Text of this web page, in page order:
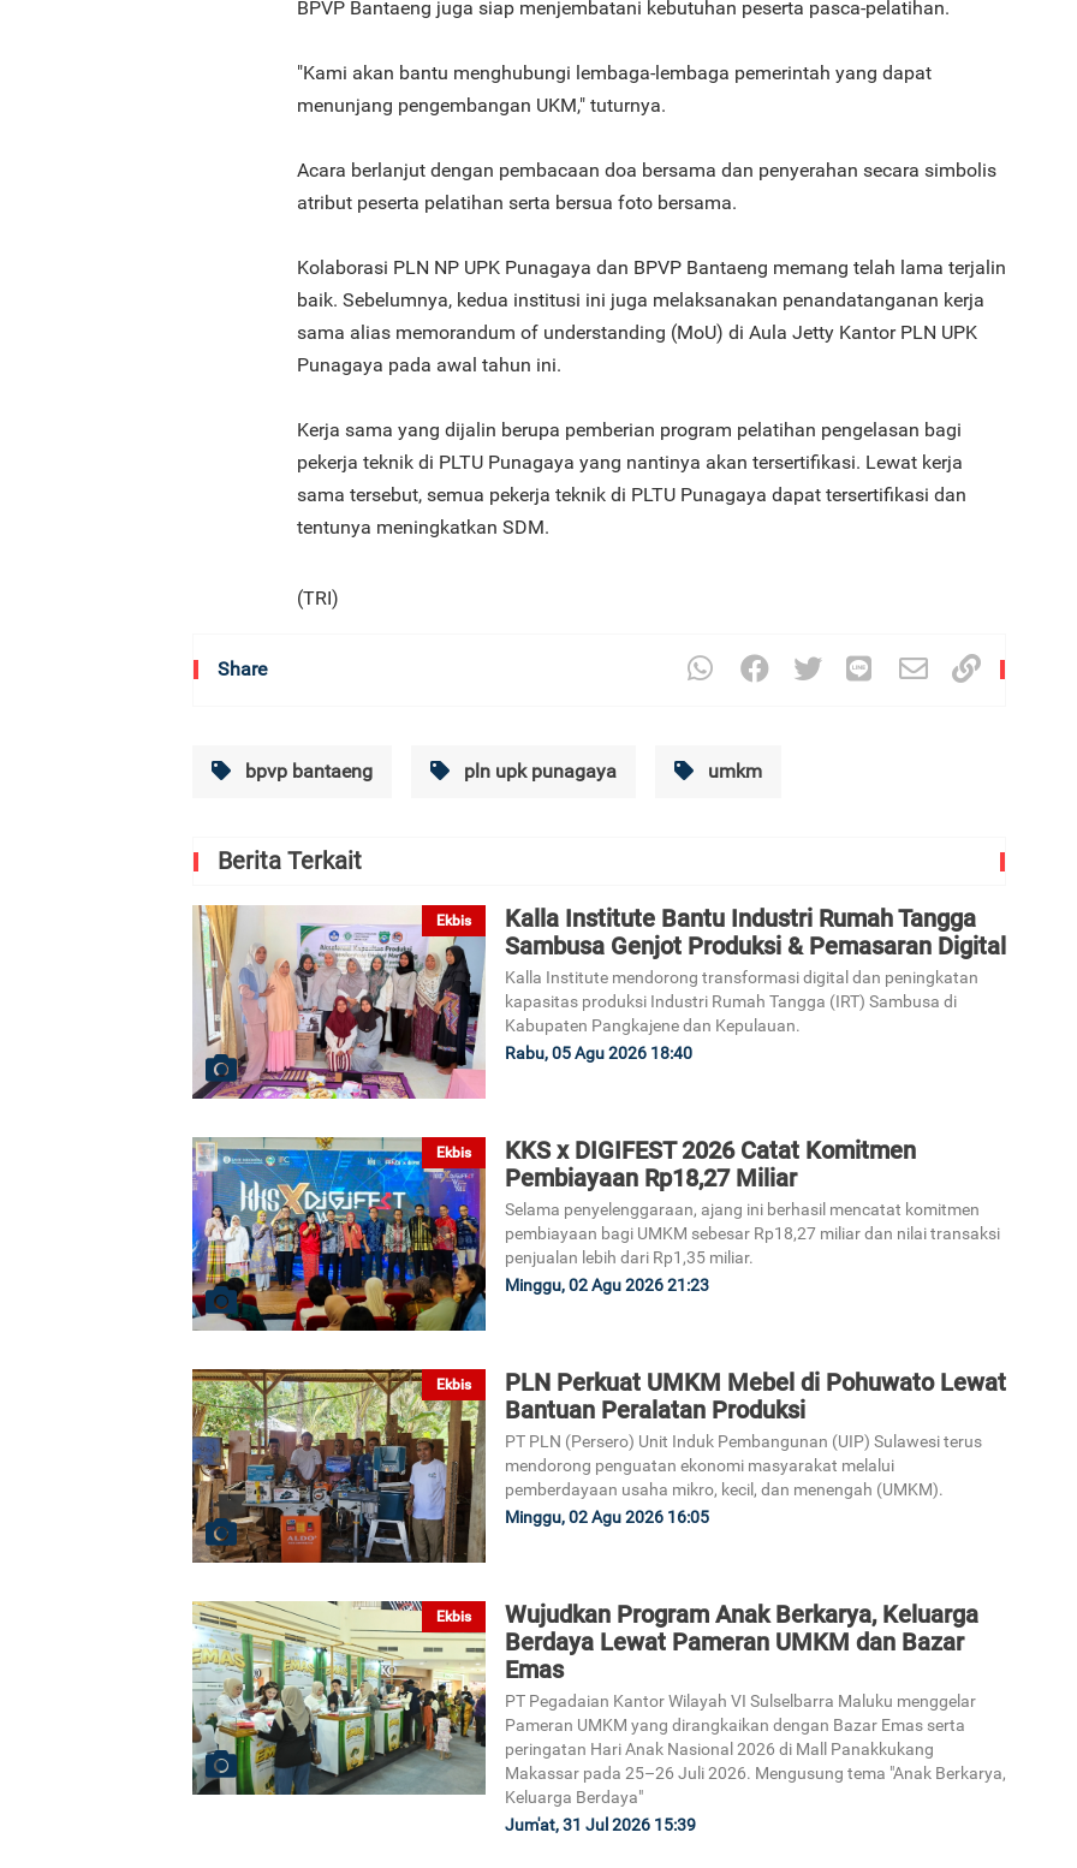
BPVP Bantaeng juga siap menjembatani kebutuhan peserta pasca-pelatihan.
"Kami akan bantu menghubungi lembaga-lembaga pemerintah yang dapat
menunjang pengembangan UKM," tuturnya.
Acara berlanjut dengan pembacaan doa bersama dan penyerahan secara simbolis
atribut peserta pelatihan serta bersua foto bersama.
Kolaborasi PLN NP UPK Punagaya dan BPVP Bantaeng memang telah lama terjalin
baik. Sebelumnya, kedua institusi ini juga melaksanakan penandatanganan kerja
sama alias memorandum of understanding (MoU) di Aula Jetty Kantor PLN UPK
Punagaya pada awal tahun ini.
Kerja sama yang dijalin berupa pemberian program pelatihan pengelasan bagi
pekerja teknik di PLTU Punagaya yang nantinya akan tersertifikasi. Lewat kerja
sama tersebut, semua pekerja teknik di PLTU Punagaya dapat tersertifikasi dan
tentunya meningkatkan SDM.
(TRI)
Share
bpvp bantaeng pln upk punagaya umkm
Berita Terkait
Ekbis
Kalla Institute Bantu Industri Rumah Tangga
Sambusa Genjot Produksi & Pemasaran Digital
Kalla Institute mendorong transformasi digital dan peningkatan
kapasitas produksi Industri Rumah Tangga (IRT) Sambusa di
Kabupaten Pangkajene dan Kepulauan.
Rabu, 05 Agu 2026 18:40
Ekbis
KKS x DIGIFEST 2026 Catat Komitmen
Pembiayaan Rp18,27 Miliar
Selama penyelenggaraan, ajang ini berhasil mencatat komitmen
pembiayaan bagi UMKM sebesar Rp18,27 miliar dan nilai transaksi
penjualan lebih dari Rp1,35 miliar.
Minggu, 02 Agu 2026 21:23
Ekbis
PLN Perkuat UMKM Mebel di Pohuwato Lewat
Bantuan Peralatan Produksi
PT PLN (Persero) Unit Induk Pembangunan (UIP) Sulawesi terus
mendorong penguatan ekonomi masyarakat melalui
pemberdayaan usaha mikro, kecil, dan menengah (UMKM).
Minggu, 02 Agu 2026 16:05
Ekbis
Wujudkan Program Anak Berkarya, Keluarga
Berdaya Lewat Pameran UMKM dan Bazar
Emas
PT Pegadaian Kantor Wilayah VI Sulselbarra Maluku menggelar
Pameran UMKM yang dirangkaikan dengan Bazar Emas serta
peringatan Hari Anak Nasional 2026 di Mall Panakkukang
Makassar pada 25–26 Juli 2026. Mengusung tema "Anak Berkarya,
Keluarga Berdaya"
Jum'at, 31 Jul 2026 15:39